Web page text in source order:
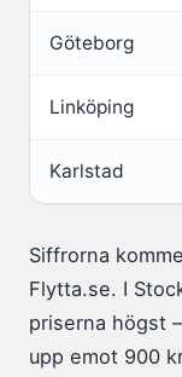
Göteborg
Linköping
Karlstad
Siffrorna
Flytta.se. I
priserna högst
upp emot 900